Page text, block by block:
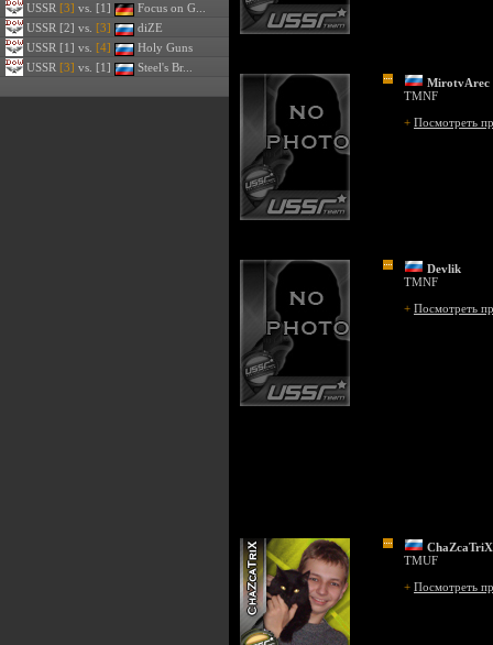
USSR [3] vs. [1]
Focus on G...
USSR [2] vs. [3]
diZE
USSR [1] vs. [4]
Holy Guns
USSR [3] vs. [1] Steel's Br...
MirotvArec
TMNF
+ Посмотреть
Devlik
TMNF
+ Посмотреть
ChaZcaTriX
TMUF
+ Посмотреть